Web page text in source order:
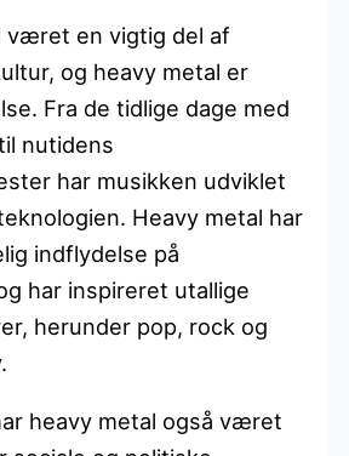
været en vigtig del af
og heavy metal er
Fra de tidlige dage med
nutidens
har musikken udviklet
Heavy metal har
indflydelse på
har inspireret utallige
herunder pop, rock og
heavy metal også været